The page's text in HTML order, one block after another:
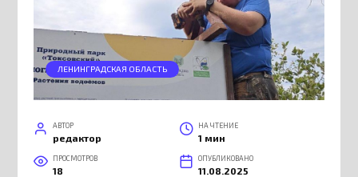
ЛЕНИНГРАДСКАЯ ОБЛАСТЬ
АВТОР
редактор
НА ЧТЕНИЕ
1 мин
ПРОСМОТРОВ
18
ОПУБЛИКОВАНО
11.08.2025